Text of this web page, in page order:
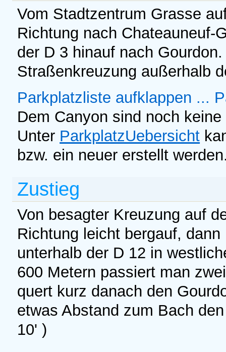
Vom Stadtzentrum Grasse
Richtung nach Chateauneuf-
der D 3 hinauf nach
Straßenkreuzung außerhalb
Parkplatzliste aufklappen ...
Dem Canyon sind noch
Unter ParkplatzUebersicht
bzw. ein neuer erstellt
Zustieg
Von besagter Kreuzung auf
Richtung leicht bergauf,
unterhalb der D 12 in
600 Metern passiert man
quert kurz danach den
etwas Abstand zum Bach
10' )